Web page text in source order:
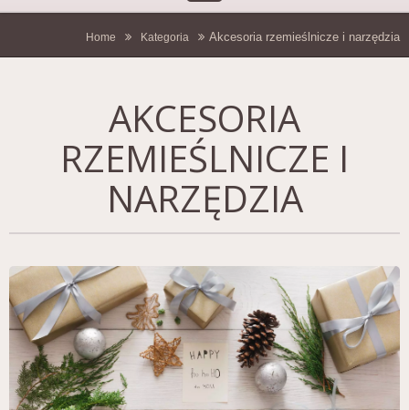
Home Kategoria Akcesoria rzemieślnicze i narzędzia
AKCESORIA
RZEMIEŚLNICZE I
NARZĘDZIA